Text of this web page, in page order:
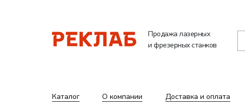
Продажа лазерных
и фрезерных станков
Каталог О компании Доставка и оплата